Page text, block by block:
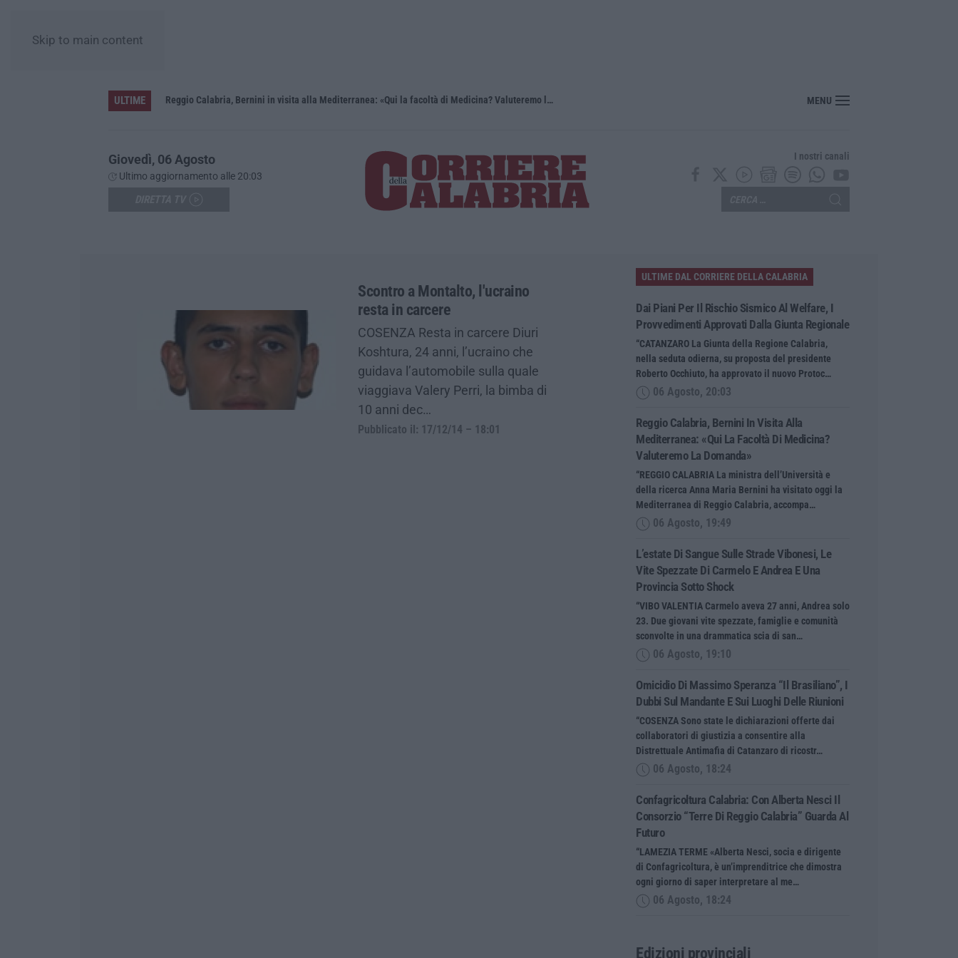
Skip to main content
ULTIME Reggio Calabria, Bernini in visita alla Mediterranea: «Qui la facoltà di Medicina? Valuteremo la domanda» MENU
Giovedì, 06 Agosto
Ultimo aggiornamento alle 20:03
I nostri canali
Scontro a Montalto, l'ucraino
resta in carcere
COSENZA Resta in carcere Diuri
Koshtura, 24 anni, l’ucraino che
guidava l’automobile sulla quale
viaggiava Valery Perri, la bimba di
10 anni dec…
Pubblicato il: 17/12/14 – 18:01
ULTIME DAL CORRIERE DELLA CALABRIA
Dai Piani Per Il Rischio Sismico Al Welfare, I
Provvedimenti Approvati Dalla Giunta Regionale
“CATANZARO La Giunta della Regione Calabria,
nella seduta odierna, su proposta del presidente
Roberto Occhiuto, ha approvato il nuovo Protoc…
06 Agosto, 20:03
Reggio Calabria, Bernini In Visita Alla
Mediterranea: «Qui La Facoltà Di Medicina?
Valuteremo La Domanda»
“REGGIO CALABRIA La ministra dell’Università e
della ricerca Anna Maria Bernini ha visitato oggi la
Mediterranea di Reggio Calabria, accompa…
06 Agosto, 19:49
L’estate Di Sangue Sulle Strade Vibonesi, Le
Vite Spezzate Di Carmelo E Andrea E Una
Provincia Sotto Shock
“VIBO VALENTIA Carmelo aveva 27 anni, Andrea solo
23. Due giovani vite spezzate, famiglie e comunità
sconvolte in una drammatica scia di san…
06 Agosto, 19:10
Omicidio Di Massimo Speranza “il Brasiliano”, I
Dubbi Sul Mandante E Sui Luoghi Delle Riunioni
“COSENZA Sono state le dichiarazioni offerte dai
collaboratori di giustizia a consentire alla
Distrettuale Antimafia di Catanzaro di ricostr…
06 Agosto, 18:24
Confagricoltura Calabria: Con Alberta Nesci Il
Consorzio “Terre Di Reggio Calabria” Guarda Al
Futuro
“LAMEZIA TERME «Alberta Nesci, socia e dirigente
di Confagricoltura, è un’imprenditrice che dimostra
ogni giorno di saper interpretare al me…
06 Agosto, 18:24
Edizioni provinciali